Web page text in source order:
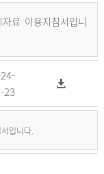
료 이용지침서입니
23
입니다.